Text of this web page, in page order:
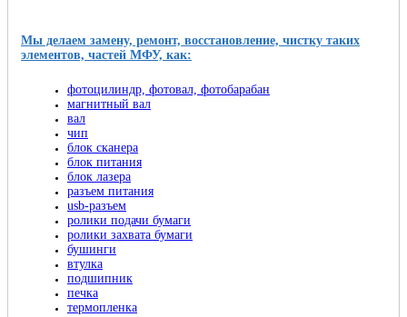
Мы делаем замену, ремонт, восстановление, чистку таких
элементов, частей МФУ, как:
фотоцилиндр, фотовал, фотобарабан
магнитный вал
вал
чип
блок сканера
блок питания
блок лазера
разъем питания
usb-разъем
ролики подачи бумаги
ролики захвата бумаги
бушинги
втулка
подшипник
печка
термопленка